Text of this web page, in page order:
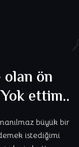
olan ön
ettim..
büyük bir
istediğimi